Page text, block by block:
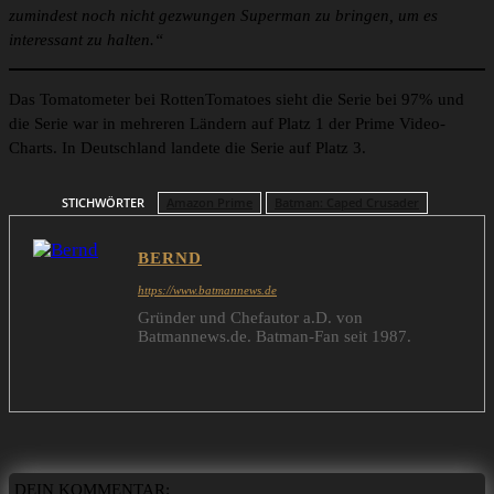
zumindest noch nicht gezwungen Superman zu bringen, um es
interessant zu halten.“
Das Tomatometer bei RottenTomatoes sieht die Serie bei 97% und
die Serie war in mehreren Ländern auf Platz 1 der Prime Video-
Charts. In Deutschland landete die Serie auf Platz 3.
STICHWÖRTER
BERND
https://www.batmannews.de
Gründer und Chefautor a.D. von
Batmannews.de. Batman-Fan seit 1987.
DEIN KOMMENTAR: